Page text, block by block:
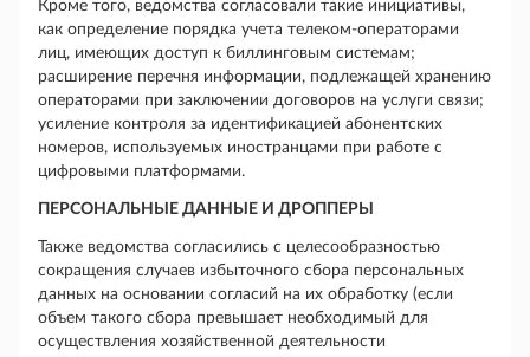
Кроме того, ведомства согласовали такие инициативы,
как определение порядка учета телеком-операторами
лиц, имеющих доступ к биллинговым системам;
расширение перечня информации, подлежащей хранению
операторами при заключении договоров на услуги связи;
усиление контроля за идентификацией абонентских
номеров, используемых иностранцами при работе с
цифровыми платформами.
ПЕРСОНАЛЬНЫЕ ДАННЫЕ И ДРОППЕРЫ
Также ведомства согласились с целесообразностью
сокращения случаев избыточного сбора персональных
данных на основании согласий на их обработку (если
объем такого сбора превышает необходимый для
осуществления хозяйственной деятельности